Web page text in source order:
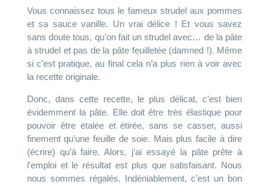
Vous connaissez tous le fameux strudel aux pommes
et sa sauce vanille. Un vrai délice ! Et vous savez
sans doute tous, qu’on fait un strudel avec… de la pâte
à strudel et pas de la pâte feuilletée (damned !). Même
si c’est pratique, au final cela n’a plus rien à voir avec
la recette originale.
Donc, dans cette recette, le plus délicat, c’est bien
évidemment la pâte. Elle doit être très élastique pour
pouvoir être étalée et étirée, sans se casser, aussi
finement qu’une feuille de soie. Mais plus facile à dire
(écrire) qu’à faire. Alors, j’ai essayé la pâte prête à
l’emploi et le résultat est plus que satisfaisant. Nous
nous sommes régalés. Indéniablement, c’est un bon